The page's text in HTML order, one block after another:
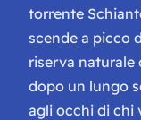
torrente
scende a picco
riserva naturale
dopo un lungo
agli occhi di chi